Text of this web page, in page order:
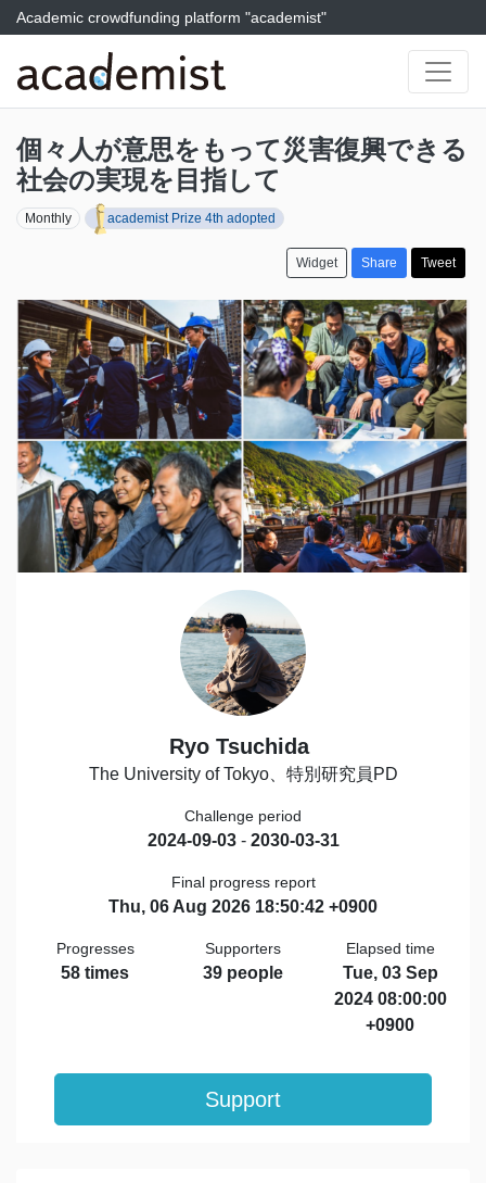
Academic crowdfunding platform "academist"
個々人が意思をもって災害復興できる
社会の実現を目指して
Monthly academist Prize 4th adopted
Widget Share Tweet
Ryo Tsuchida
The University of Tokyo、特別研究員PD
Challenge period
2024-09-03- 2030-03-31
Final progress report
Thu, 06 Aug 2026 18:50:42 +0900
Progresses
58 times
Supporters
39 people
Elapsed time
Tue, 03 Sep
2024 08:00:00
+0900
Support